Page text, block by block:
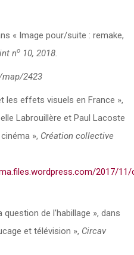
« Image pour/suite : remake,
no 10, 2018.
2423
les effets visuels en France »,
Labrouillère et Paul Lacoste
», Création collective
2017/
de l’habillage », dans
et télévision », Circav